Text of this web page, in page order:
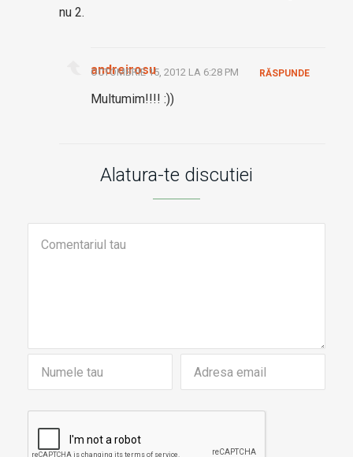
nu 2.
andreirosu
OCTOMBRIE 15, 2012 LA 6:28 PM
Multumim!!!! :))
RĂSPUNDE
Alatura-te discutiei